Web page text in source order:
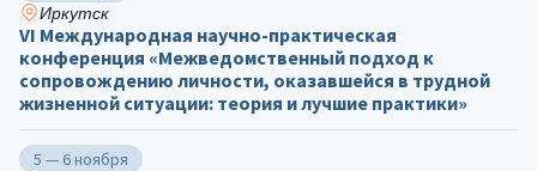
Иркутск
VI Международная научно-практическая
конференция «Межведомственный подход к
сопровождению личности, оказавшейся в трудной
жизненной ситуации: теория и лучшие практики»
5 — 6 ноября